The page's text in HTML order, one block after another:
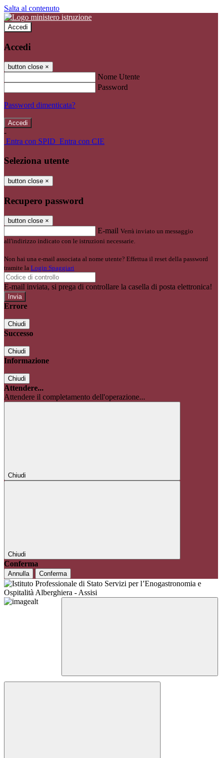
Salta al contenuto
Accedi
Accedi
button close ×
Nome Utente
Password
Password dimenticata?
-
Entra con SPID Entra con CIE
Seleziona utente
button close ×
Recupero password
button close ×
E-mail Verrà inviato un messaggio
all'indirizzo indicato con le istruzioni necessarie.
Non hai una e-mail associata al nome utente? Effettua il reset della password
tramite la Login Spaggiari
E-mail inviata, si prega di controllare la casella di posta elettronica!
Errore
Chiudi
Successo
Chiudi
Informazione
Chiudi
Attendere...
Attendere il completamento dell'operazione...
Chiudi
Chiudi
Conferma
Annulla Conferma